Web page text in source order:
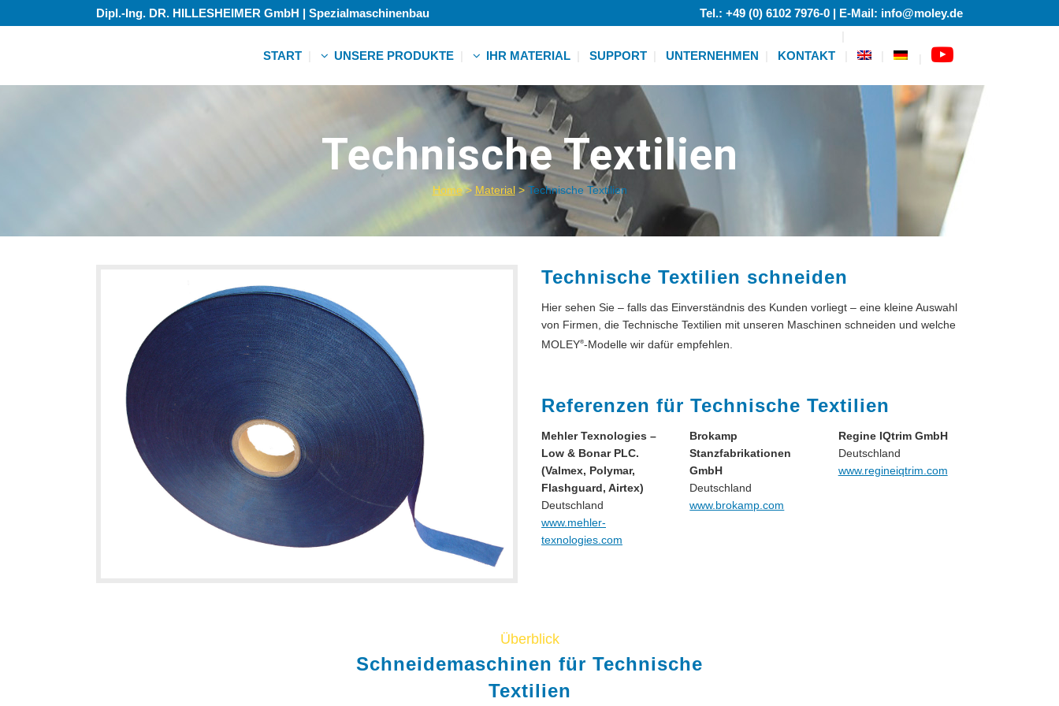
Dipl.-Ing. DR. HILLESHEIMER GmbH | Spezialmaschinenbau Tel.: +49 (0) 6102 7976-0 | E-Mail: info@moley.de
START UNSERE PRODUKTE
Gebraucht
Zubehör
Gebraucht
IHR MATERIAL
Vlies
Folie
Klebeband
Schaum
Textil
Papier
SUPPORT UNTERNEHMEN KONTAKT
Technische Textilien
Home> Material>Technische Textilien
Technische Textilien schneiden
Hier sehen Sie – falls das Einverständnis des Kunden vorliegt – eine kleine Auswahl
von Firmen, die Technische Textilien mit unseren Maschinen schneiden und welche
MOLEY®-Modelle wir dafür empfehlen.
Referenzen für Technische Textilien
Mehler Texnologies –
Low & Bonar PLC.
(Valmex, Polymar,
Flashguard, Airtex)
Deutschland
www.mehler-
texnologies.com
Brokamp
Stanzfabrikationen
GmbH
Deutschland
www.brokamp.com
Regine IQtrim GmbH
Deutschland
www.regineiqtrim.com
Überblick
Schneidemaschinen für Technische
Textilien